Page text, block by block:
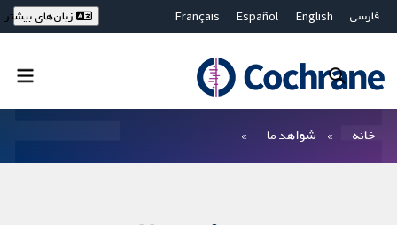
فارسی English
Español
Français
Bahasa Malaysia
ไทย
繁體中文
زبان‌های بیشتر
خانه شواهد ما